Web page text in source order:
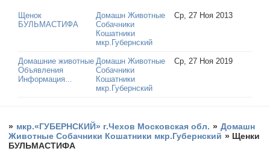
Щенок
БУЛЬМАСТИФА
Домашн Животные
Собачники
Кошатники
мкр.Губернский
Ср, 27 Ноя 2013
Домашние животные
Объявления
Информация...
Домашн Животные
Собачники
Кошатники
мкр.Губернский
Ср, 27 Ноя 2019
» мкр.«ГУБЕРНСКИЙ» г.Чехов Московская обл. » Домашн
Животные Собачники Кошатники мкр.Губернский » Щенки
БУЛЬМАСТИФА